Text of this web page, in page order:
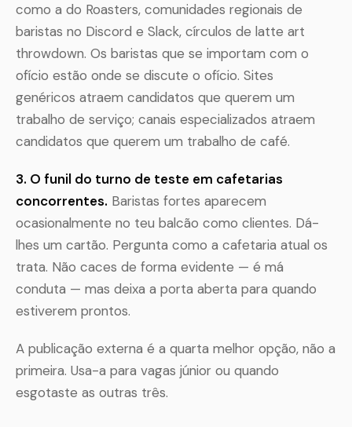
como a do Roasters, comunidades regionais de
baristas no Discord e Slack, círculos de latte art
throwdown. Os baristas que se importam com o
ofício estão onde se discute o ofício. Sites
genéricos atraem candidatos que querem um
trabalho de serviço; canais especializados atraem
candidatos que querem um trabalho de café.
3. O funil do turno de teste em cafetarias
concorrentes. Baristas fortes aparecem
ocasionalmente no teu balcão como clientes. Dá-
lhes um cartão. Pergunta como a cafetaria atual os
trata. Não caces de forma evidente — é má
conduta — mas deixa a porta aberta para quando
estiverem prontos.
A publicação externa é a quarta melhor opção, não a
primeira. Usa-a para vagas júnior ou quando
esgotaste as outras três.